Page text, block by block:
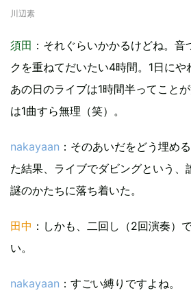
川辺素
須田 ：それぐらいかかるけどね。
クを重ねてだいたい4時間。1日にや
あの日のライブは1時間半ってこと
は1曲すら無理（笑）。
nakayaan ：そのあいだをどう埋め
た結果、ライブでダビングという、
謎のかたちに落ち着いた。
田中 ：しかも、二回し（2回演奏）
い。
nakayaan ：すごい縛りですよね。